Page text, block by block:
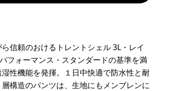
信頼のおけるトレントシェル 3L・レイ
フォーマンス・スタンダードの基準を満
性機能を発揮。１日中快適で防水性と耐
構造のパンツは、生地にもメンブレンに